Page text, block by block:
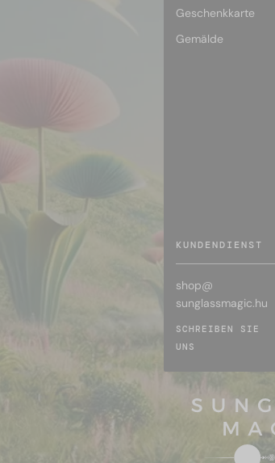
Geschenkkarte
Gemälde
KUNDENDIENST
shop@
sunglassmagic.hu
SCHREIBEN SIE
UNS